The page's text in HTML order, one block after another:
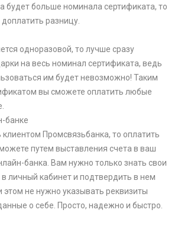
будет больше номинала сертификата, то
разницу.
одноразовой, то лучше сразу
на весь номинал сертификата, ведь
им будет невозможно! Таким
вы сможете оплатить любые
банке
клиентом Промсвязьбанка, то оплатить
путем выставления счета в ваш
банка. Вам нужно только знать свои
личный кабинет и подтвердить в нем
этом не нужно указывать реквизиты
о себе. Просто, надежно и быстро.